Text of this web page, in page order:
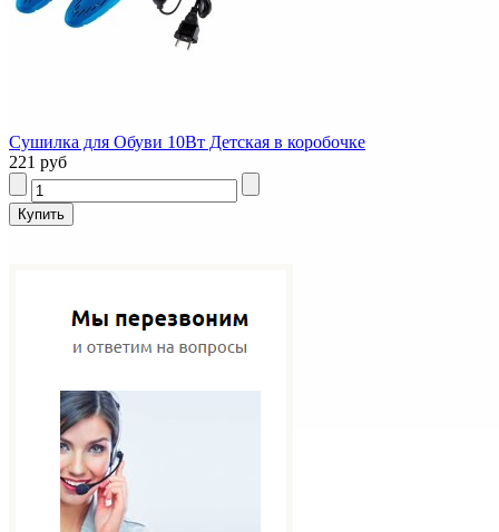
Сушилка для Обуви 10Вт Детская в коробочке
221 руб